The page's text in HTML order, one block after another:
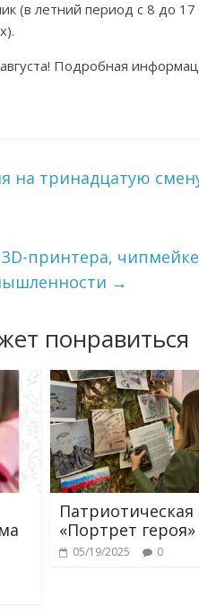
(в летний период с 8 до
Подробная
на тринадцатую
принтера,
→
понравиться
Патриотическая
«Портрет героя»
05/19/2025 0